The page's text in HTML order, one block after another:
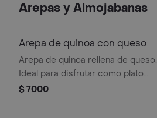
Arepas y Almojabanas
Arepa de quinoa con queso
Arepa de quinoa rellena de queso.
Ideal para disfrutar como plato
principal.
$ 7000